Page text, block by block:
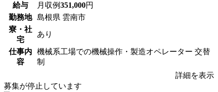
給与 月収例351,000円
勤務地
島根県 雲南市
寮・社
宅
あり
仕事内
容
機械系工場での機械操作・製造オペレーター 交替
制
詳細を表示
募集が停止しています